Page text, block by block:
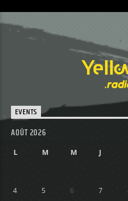
EVENTS
AOÛT 2026
L M M J
4
5 6 7